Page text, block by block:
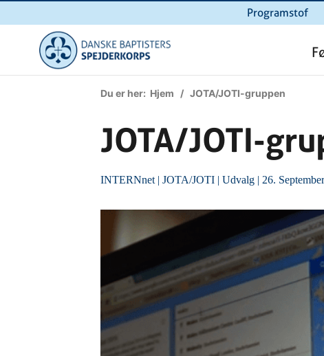
Programstof
Du er her: Hjem / JOTA/JOTI-gruppen
JOTA/JOTI-
INTERNnet |JOTA/JOTI |Udvalg | 26.